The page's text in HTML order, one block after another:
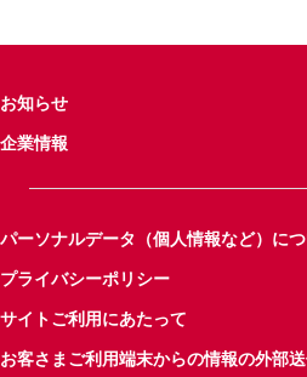
お知らせ
企業情報
パーソナルデータ（個人情報など）に
プライバシーポリシー
サイトご利用にあたって
お客さまご利用端末からの情報の外部